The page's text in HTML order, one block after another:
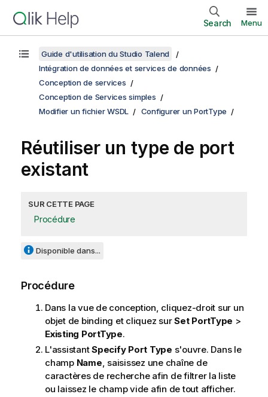
Search Menu
Guide d'utilisation du Studio Talend
Intégration de données et services de données
Conception de services
Conception de Services simples
Modifier un fichier WSDL
Configurer un PortType
Réutiliser un type de port
existant
SUR CETTE PAGE
Procédure
Disponible dans...
Procédure
Dans la vue de conception, cliquez-droit sur un
objet de binding et cliquez surSet PortType >
Existing PortType.
L'assistantSpecify Port Type s'ouvre. Dans le
champ Name, saisissez une chaîne de
caractères de recherche afin de filtrer la liste
ou laissez le champ vide afin de tout afficher.